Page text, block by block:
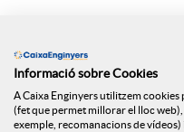
aconseguir la certificació.
promou les Inversions
afavorint així les
Informació sobre Cookies
A Caixa Enginyers utilitzem
(fet que permet millorar el lloc
exemple, recomanacions de